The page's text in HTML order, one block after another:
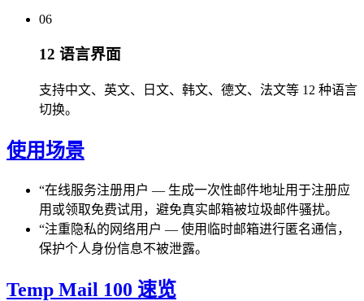
06
12 语言界面
支持中文、英文、日文、韩文、德文、法文等 12 种语言
切换。
使用场景
“在线服务注册用户 — 生成一次性邮件地址用于注册应
用或领取免费试用，避免真实邮箱被垃圾邮件骚扰。
“注重隐私的网络用户 — 使用临时邮箱进行匿名通信，
保护个人身份信息不被泄露。
Temp Mail 100 速览